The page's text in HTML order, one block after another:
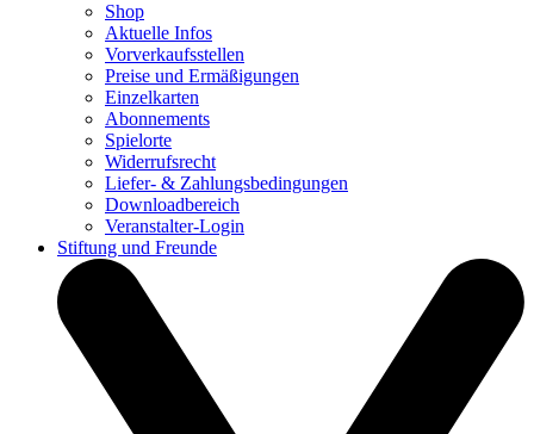
Shop
Aktuelle Infos
Vorverkaufsstellen
Preise und Ermäßigungen
Einzelkarten
Abonnements
Spielorte
Widerrufsrecht
Liefer- & Zahlungsbedingungen
Downloadbereich
Veranstalter-Login
Stiftung und Freunde